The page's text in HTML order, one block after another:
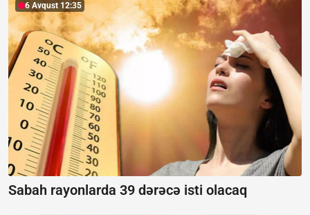
6 Avqust 12:35
Sabah rayonlarda 39 dərəcə isti olacaq